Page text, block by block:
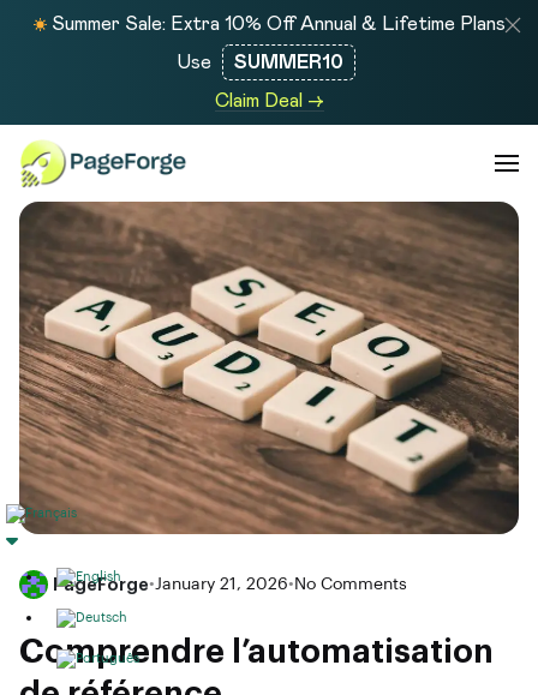
Summer Sale: Extra 10% Off Annual & Lifetime Plans
Use
SUMMER10
Claim Deal →
PageForge•January 21, 2026• No Comments
Comprendre l’automatisation